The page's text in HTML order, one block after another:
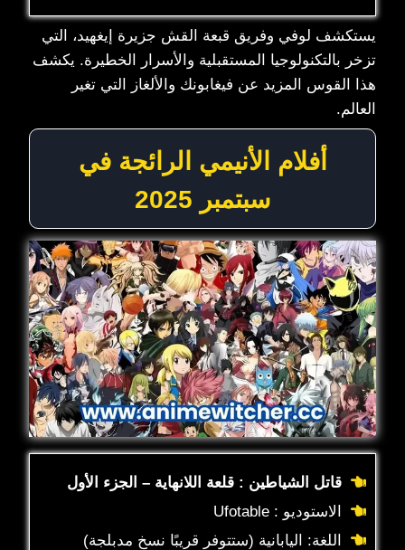
يستكشف لوفي وفريق قبعة القش جزيرة إيغهيد، التي
تزخر بالتكنولوجيا المستقبلية والأسرار الخطيرة. يكشف
هذا القوس المزيد عن فيغابونك والألغاز التي تغير
العالم.
أفلام الأنيمي الرائجة في
سبتمبر 2025
قاتل الشياطين : قلعة اللانهاية – الجزء الأول
الاستوديو : Ufotable
اللغة: اليابانية (ستتوفر قريبًا نسخ مدبلجة)